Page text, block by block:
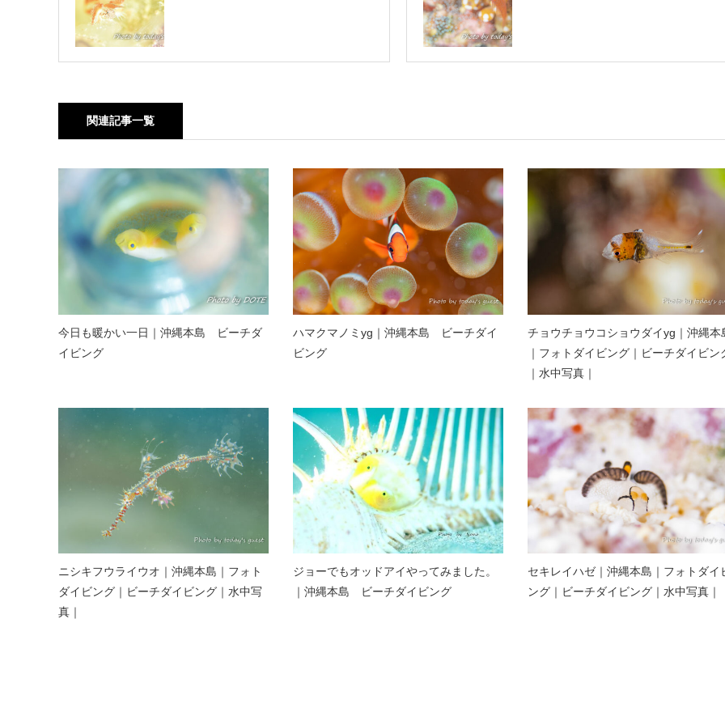
関連記事一覧
今日も暖かい一日｜沖縄本島 ビーチダ
イビング
ハマクマノミyg｜沖縄本島 ビーチダイ
ビング
チョウチョウコショウダイyg｜沖縄本
｜フォトダイビング｜ビーチダイビン
｜水中写真｜
ニシキフウライウオ｜沖縄本島｜フォト
ダイビング｜ビーチダイビング｜水中写
真｜
ジョーでもオッドアイやってみました。
｜沖縄本島 ビーチダイビング
セキレイハゼ｜沖縄本島｜フォトダイ
ング｜ビーチダイビング｜水中写真｜